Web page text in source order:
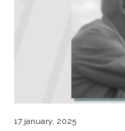
17 january, 2025